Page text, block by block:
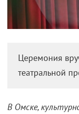
Церемония
театральной
В Омске,